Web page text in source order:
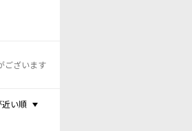
ございます
近い順